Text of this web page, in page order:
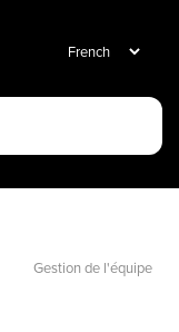
Gestion de l'équipe